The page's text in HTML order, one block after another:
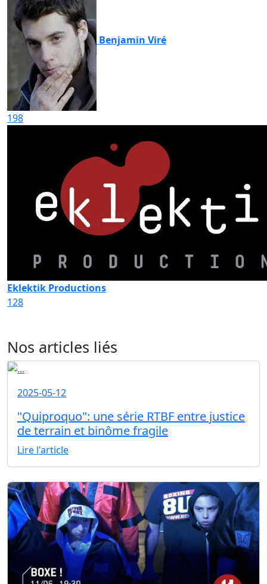
Benjamin Viré
198
Eklektik Productions
128
Nos articles liés
2025-05-12
"Quiproquo": une série RTBF entre justice
de terrain et binôme fragile
Lire l'article